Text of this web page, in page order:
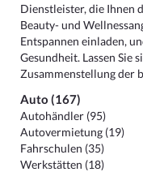
Dienstleister, die Ihnen
Beauty- und
Entspannen einladen,
Gesundheit. Lassen Sie
Zusammenstellung der
Auto (167)
Autohändler (95)
Autovermietung (19)
Fahrschulen (35)
Werkstätten (18)